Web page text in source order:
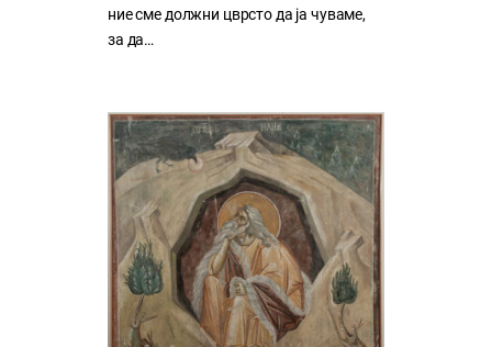
ние сме должни цврсто да ја чуваме,
за да…